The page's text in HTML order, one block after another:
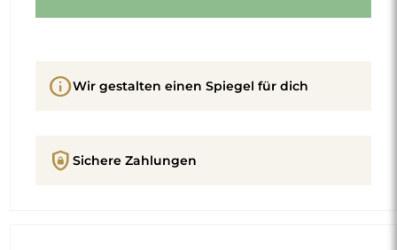
infoWir gestalten einen Spiegel für dich
shield_lock Sichere Zahlungen